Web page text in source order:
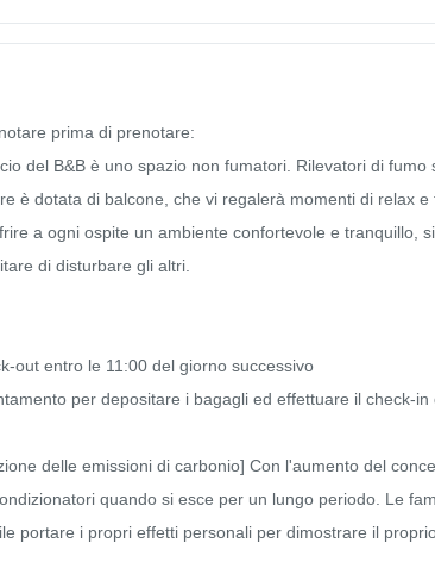
prima di prenotare:
del B&B è uno spazio non fumatori. Rilevatori di fumo
è dotata di balcone, che vi regalerà momenti di relax e
a ogni ospite un ambiente confortevole e tranquillo,
di disturbare gli altri.
out entro le 11:00 del giorno successivo
per depositare i bagagli ed effettuare il check-in
delle emissioni di carbonio] Con l'aumento del
quando si esce per un lungo periodo. Le
portare i propri effetti personali per dimostrare il